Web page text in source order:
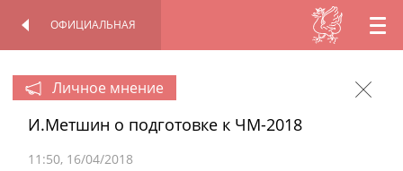
RU
ОФИЦИАЛЬНАЯ
Личное мнение
И.Метшин о подготовке к ЧМ-2018
11:50 16/04/2018
ПЕРСОНАЛЬНАЯ
ОФИЦИАЛЬНАЯ